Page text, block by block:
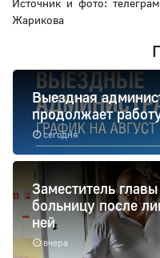
Источник и фото:
Жарикова
сегодня
Выездная
продолжает
вчера
Заместитель
больницу после
ней